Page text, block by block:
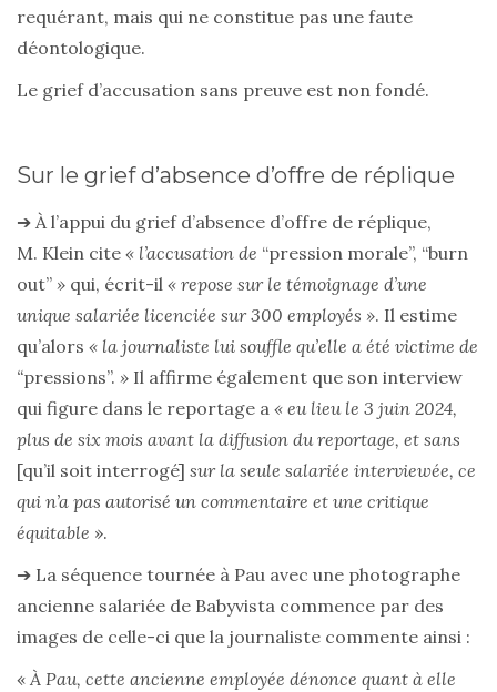
requérant, mais qui ne constitue pas une faute
déontologique.
Le grief d’accusation sans preuve est non fondé.
Sur le grief d’absence d’offre de réplique
➔ À l’appui du grief d’absence d’offre de réplique,
M. Klein cite « l’accusation de “pression morale”, “burn
out” » qui, écrit-il « repose sur le témoignage d’une
unique salariée licenciée sur 300 employés ». Il estime
qu’alors « la journaliste lui souffle qu’elle a été victime de
“pressions”. » Il affirme également que son interview
qui figure dans le reportage a « eu lieu le 3 juin 2024,
plus de six mois avant la diffusion du reportage, et sans
[qu’il soit interrogé] sur la seule salariée interviewée, ce
qui n’a pas autorisé un commentaire et une critique
équitable ».
➔ La séquence tournée à Pau avec une photographe
ancienne salariée de Babyvista commence par des
images de celle-ci que la journaliste commente ainsi :
« À Pau, cette ancienne employée dénonce quant à elle